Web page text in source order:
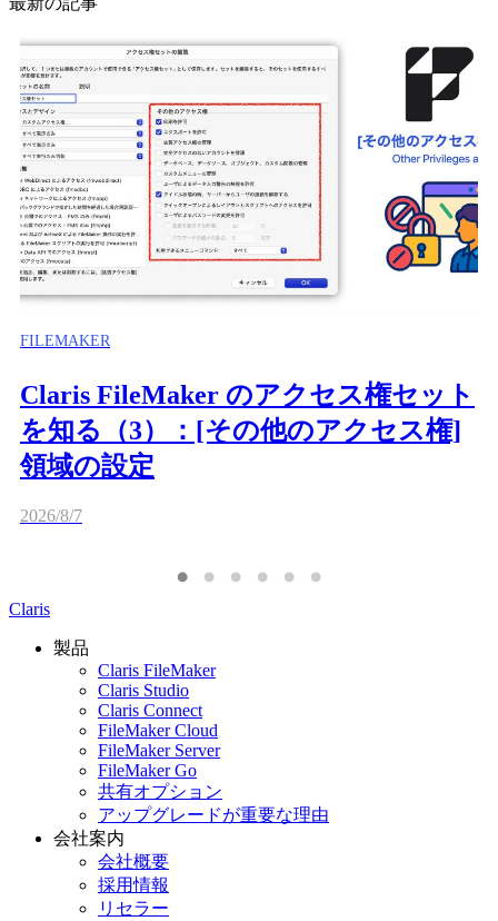
FILEMAKER
Claris FileMaker のアクセス権セット
を知る（3）：[その他のアクセス権]
領域の設定
2026/8/7
Claris
製品
Claris FileMaker
Claris Studio
Claris Connect
FileMaker Cloud
FileMaker Server
FileMaker Go
共有オプション
アップグレードが重要な理由
会社案内
会社概要
採用情報
リセラー